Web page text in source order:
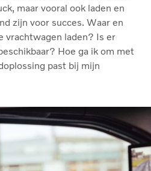
maar vooral ook laden en
zijn voor succes. Waar en
vrachtwagen laden? Is er
Hoe ga ik om met
past bij mijn